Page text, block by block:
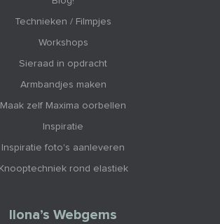
Technieken / Filmpjes
Workshops
Sieraad in opdracht
Armbandjes maken
Maak zelf Maxima oorbellen
Inspiratie
Inspiratie foto's aanleveren
Knooptechniek rond elastiek
Ilona’s Webgems